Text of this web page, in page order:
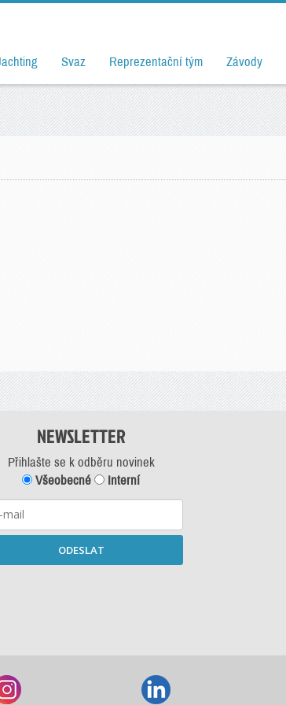
Svaz Reprezentační tým Závody
NEWSLETTER
Přihlašte se k odběru novinek
Všeobecné
Interní
ODESLAT